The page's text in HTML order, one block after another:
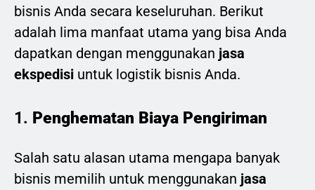
bisnis Anda secara keseluruhan. Berikut
adalah lima manfaat utama yang bisa Anda
dapatkan dengan menggunakan jasa
ekspedisi untuk logistik bisnis Anda.
1. Penghematan Biaya Pengiriman
Salah satu alasan utama mengapa banyak
bisnis memilih untuk menggunakan jasa